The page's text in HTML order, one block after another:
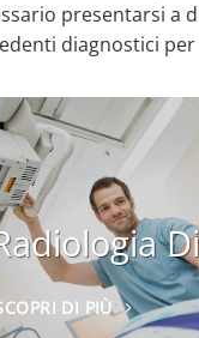
presentarsi a
diagnostici
DI PIÙ